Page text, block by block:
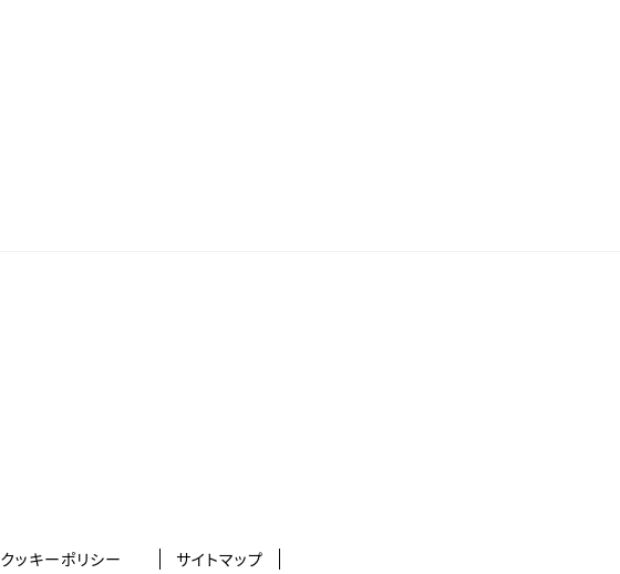
クッキーポリシー サイトマップ